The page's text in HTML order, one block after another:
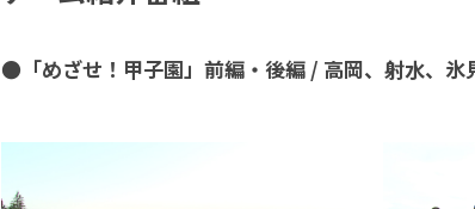
●「めざせ！甲子園」前編・後編 / 高岡、射水、氷